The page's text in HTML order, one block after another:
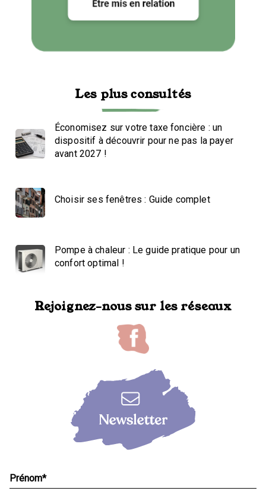
Les plus consultés
Économisez sur votre taxe foncière : un
dispositif à découvrir pour ne pas la payer
avant 2027 !
Choisir ses fenêtres : Guide complet
Pompe à chaleur : Le guide pratique pour un
confort optimal !
Rejoignez-nous sur les réseaux